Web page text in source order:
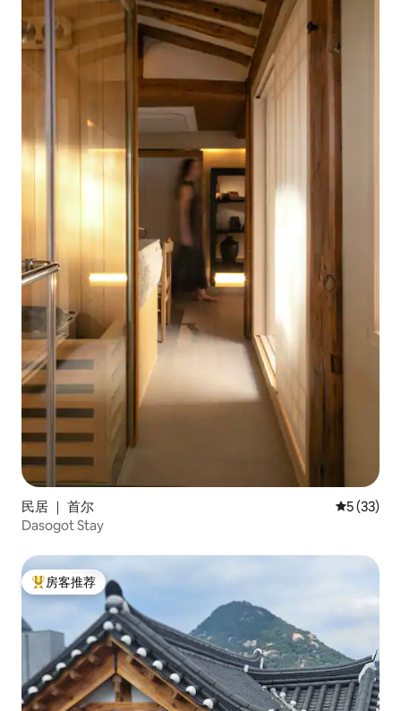
民居 ｜ 首尔 平均评分
5 (33)
Dasogot Stay
热门「房客推荐」
房客推荐